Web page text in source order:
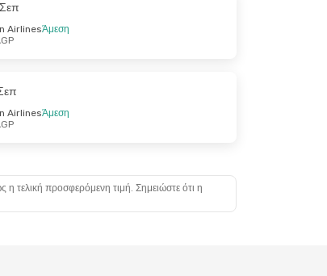
AirlinesΆμεση
AirlinesΆμεση
η τελική προσφερόμενη τιμή. Σημειώστε ότι η